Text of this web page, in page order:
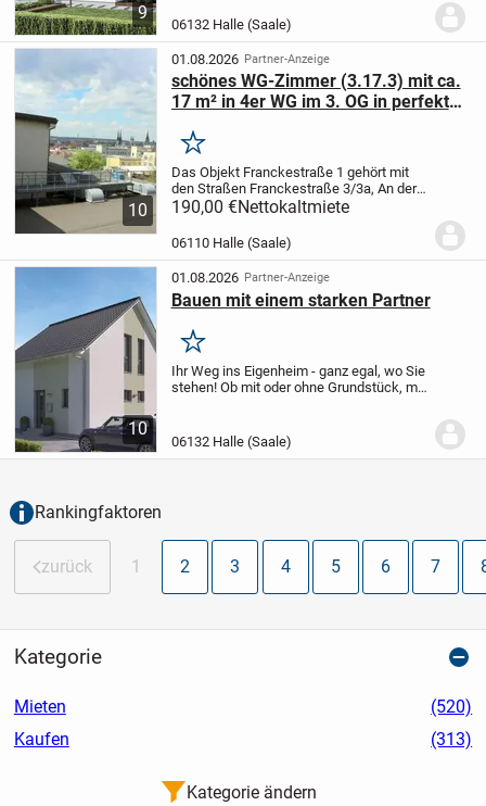
9
Grundstücksservice und individuel...
06132 Halle (Saale)
10
01.08.2026 Partner-Anzeige
schönes WG-Zimmer (3.17.3) mit ca.
17 m² in 4er WG im 3. OG in perfekter
Merken
Das Objekt Franckestraße 1 gehört mit
den Straßen Franckestraße 3/3a, An der
Waisenhausmauer 11 und Leipziger
Kongresszentrum.Dieses verfügt über
eine Innen- und...
190,00 €Nettokaltmiete
06110 Halle (Saale)
10
01.08.2026 Partner-Anzeige
Bauen mit einem starken Partner
Merken
Ihr Weg ins Eigenheim - ganz egal, wo Sie
stehen! Ob mit oder ohne Grundstück, mit
Grundstücksservice und individuel...
06132 Halle (Saale)
Rankingfaktoren
zurück 1 2 3 4 5 6 7
Kategorie
Mieten
(520)
Kaufen
(313)
Kategorie ändern